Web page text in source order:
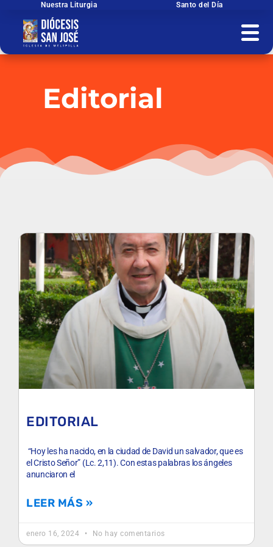
contenido
Nuestra Liturgia Santo del Día
Editorial
EDITORIAL
“Hoy les ha nacido, en la ciudad de David un salvador, que es
el Cristo Señor” (Lc. 2,11). Con estas palabras los ángeles
anunciaron el
LEER MÁS »
enero 16, 2024 No hay comentarios